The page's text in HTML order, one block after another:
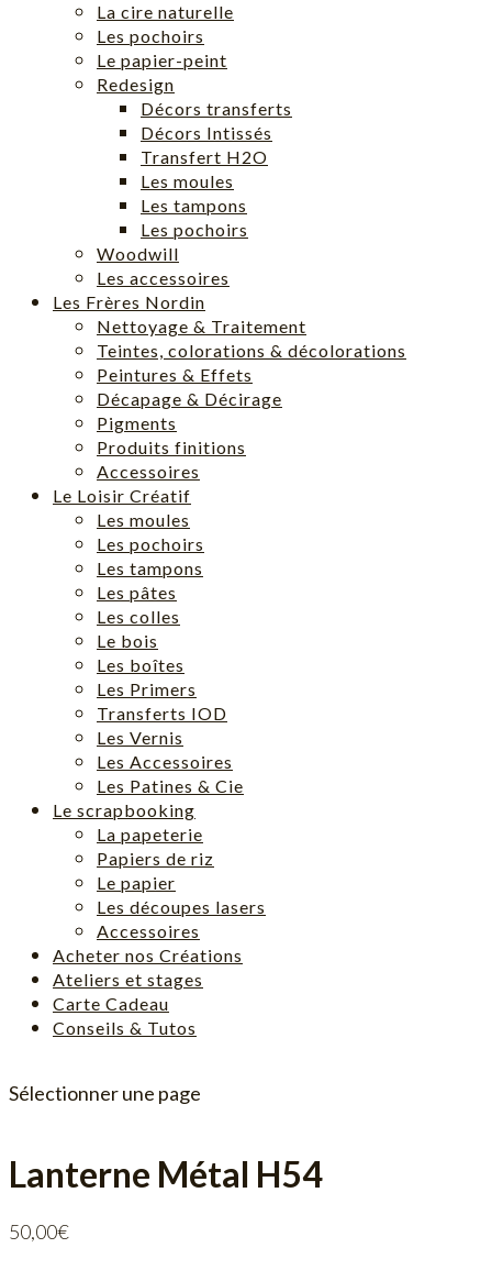
La cire naturelle
Les pochoirs
Le papier-peint
Redesign
Décors transferts
Décors Intissés
Transfert H2O
Les moules
Les tampons
Les pochoirs
Woodwill
Les accessoires
Les Frères Nordin
Nettoyage & Traitement
Teintes, colorations & décolorations
Peintures & Effets
Décapage & Décirage
Pigments
Produits finitions
Accessoires
Le Loisir Créatif
Les moules
Les pochoirs
Les tampons
Les pâtes
Les colles
Le bois
Les boîtes
Les Primers
Transferts IOD
Les Vernis
Les Accessoires
Les Patines & Cie
Le scrapbooking
La papeterie
Papiers de riz
Le papier
Les découpes lasers
Accessoires
Acheter nos Créations
Ateliers et stages
Carte Cadeau
Conseils & Tutos
Sélectionner une page
Lanterne Métal H54
50,00€